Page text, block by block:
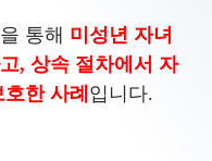
통해 미성년 자녀
, 상속 절차에서 자
한 사례 입니다.